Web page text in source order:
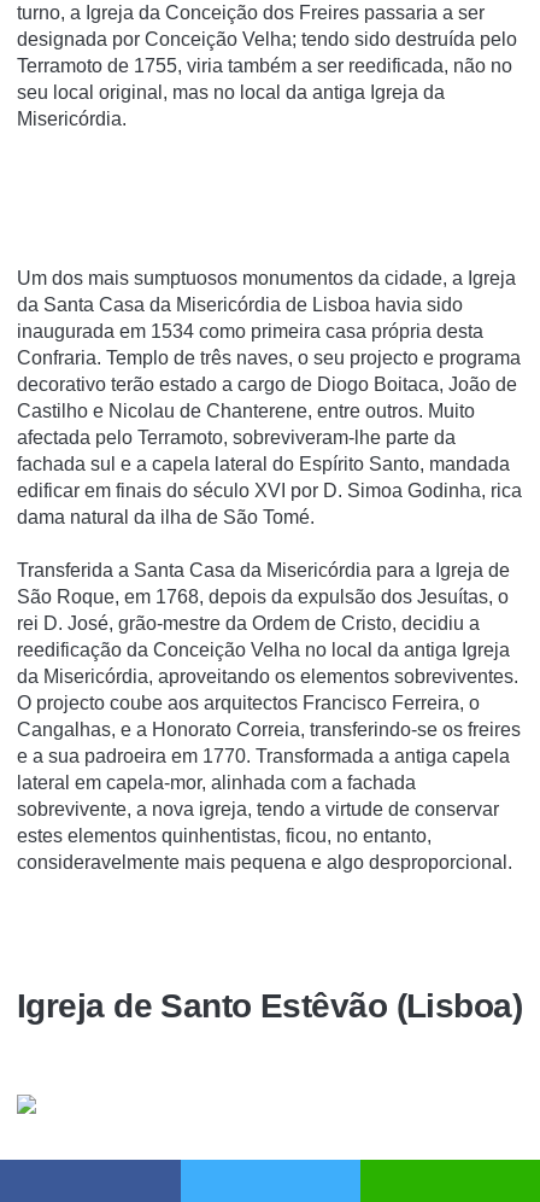
turno, a Igreja da Conceição dos Freires passaria a ser
designada por Conceição Velha; tendo sido destruída pelo
Terramoto de 1755, viria também a ser reedificada, não no
seu local original, mas no local da antiga Igreja da
Misericórdia.
Um dos mais sumptuosos monumentos da cidade, a Igreja
da Santa Casa da Misericórdia de Lisboa havia sido
inaugurada em 1534 como primeira casa própria desta
Confraria. Templo de três naves, o seu projecto e programa
decorativo terão estado a cargo de Diogo Boitaca, João de
Castilho e Nicolau de Chanterene, entre outros. Muito
afectada pelo Terramoto, sobreviveram-lhe parte da
fachada sul e a capela lateral do Espírito Santo, mandada
edificar em finais do século XVI por D. Simoa Godinha, rica
dama natural da ilha de São Tomé.
Transferida a Santa Casa da Misericórdia para a Igreja de
São Roque, em 1768, depois da expulsão dos Jesuítas, o
rei D. José, grão-mestre da Ordem de Cristo, decidiu a
reedificação da Conceição Velha no local da antiga Igreja
da Misericórdia, aproveitando os elementos sobreviventes.
O projecto coube aos arquitectos Francisco Ferreira, o
Cangalhas, e a Honorato Correia, transferindo-se os freires
e a sua padroeira em 1770. Transformada a antiga capela
lateral em capela-mor, alinhada com a fachada
sobrevivente, a nova igreja, tendo a virtude de conservar
estes elementos quinhentistas, ficou, no entanto,
consideravelmente mais pequena e algo desproporcional.
Igreja de Santo Estêvão (Lisboa)